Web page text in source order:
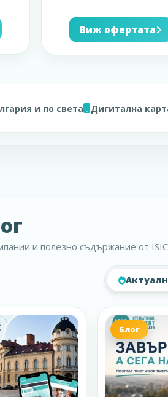
Виж офертата
и по света Дигитална
и полезно съдържание от
Блог